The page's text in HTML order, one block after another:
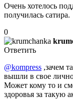
Очень хотелось
получилась сатира.
0
Ответить
@kompress ,зачем
вышли в свое
Может кому то и
здоровья за такую